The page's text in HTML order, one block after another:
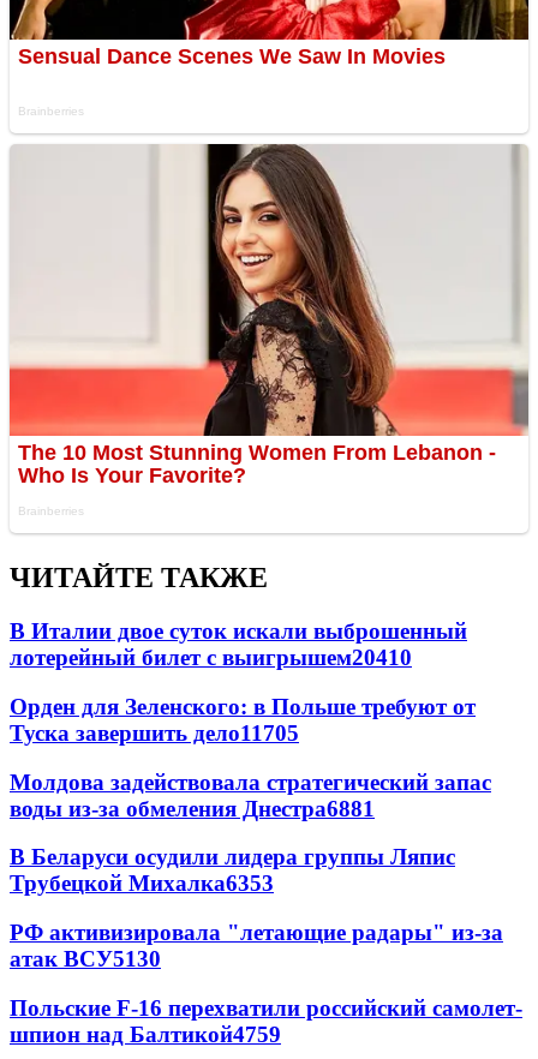
ЧИТАЙТЕ ТАКЖЕ
В Италии двое суток искали выброшенный
лотерейный билет с выигрышем20410
Орден для Зеленского: в Польше требуют от
Туска завершить дело11705
Молдова задействовала стратегический запас
воды из-за обмеления Днестра6881
В Беларуси осудили лидера группы Ляпис
Трубецкой Михалка6353
РФ активизировала "летающие радары" из-за
атак ВСУ5130
Польские F-16 перехватили российский самолет-
шпион над Балтикой4759